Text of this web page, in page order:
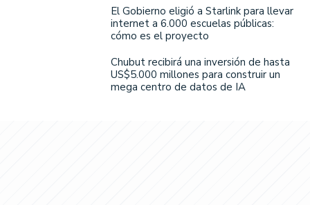
El Gobierno eligió a Starlink para llevar
internet a 6.000 escuelas públicas:
cómo es el proyecto
Chubut recibirá una inversión de hasta
US$5.000 millones para construir un
mega centro de datos de IA